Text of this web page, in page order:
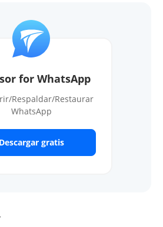
for WhatsApp
Respaldar/Restaurar
WhatsApp
Descargar gratis